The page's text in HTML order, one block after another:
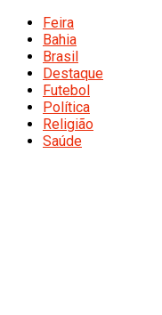
Feira
Bahia
Brasil
Destaque
Futebol
Política
Religião
Saúde